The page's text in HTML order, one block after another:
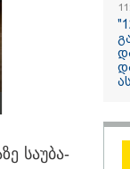
/ 08-08-2026
აცხადებს
სა­უ­ბა­